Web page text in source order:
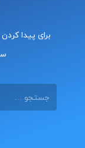
برای پیدا
جستجو ...